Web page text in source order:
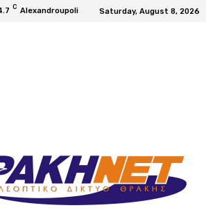
C Alexandroupoli Saturday, August 8, 2026